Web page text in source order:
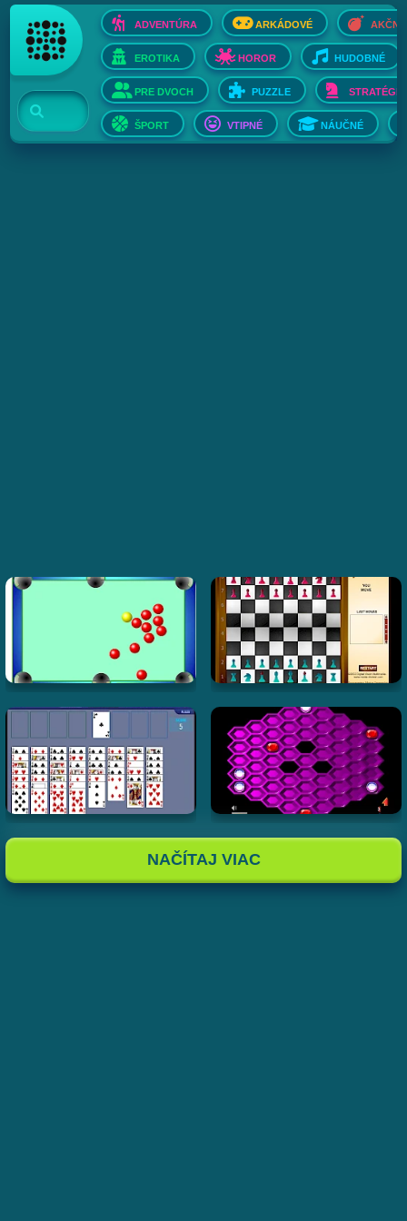
ADVENTÚRA ARKÁDOVÉ AKČNÉ
EROTIKA HOROR HUDOBNÉ
PRE DVOCH PUZZLE STRATÉGIE
ŠPORT VTIPNÉ NÁUČNÉ
NAČÍTAJ VIAC